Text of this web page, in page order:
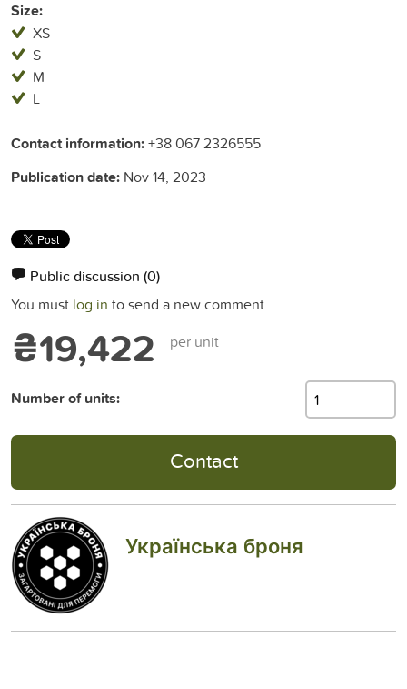
Size:
XS
S
M
L
Contact information:+38 067 2326555
Publication date: Nov 14, 2023
Public discussion (0)
You must log in to send a new comment.
₴19,422 per unit
Number of units:
Contact
Українська броня